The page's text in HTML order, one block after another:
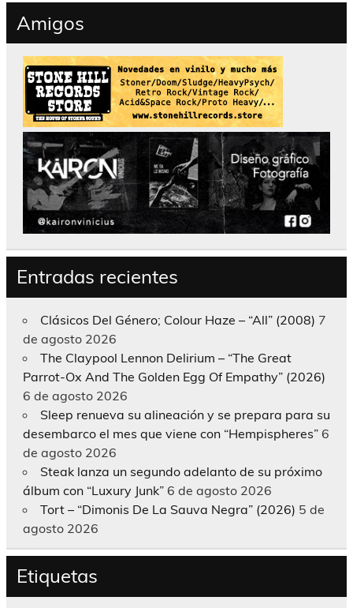
Amigos
Entradas recientes
Clásicos Del Género; Colour Haze – “All” (2008) 7
de agosto 2026
The Claypool Lennon Delirium – “The Great
Parrot-Ox And The Golden Egg Of Empathy” (2026)
6 de agosto 2026
Sleep renueva su alineación y se prepara para su
desembarco el mes que viene con “Hempispheres” 6
de agosto 2026
Steak lanza un segundo adelanto de su próximo
álbum con “Luxury Junk” 6 de agosto 2026
Tort – “Dimonis De La Sauva Negra” (2026) 5 de
agosto 2026
Etiquetas